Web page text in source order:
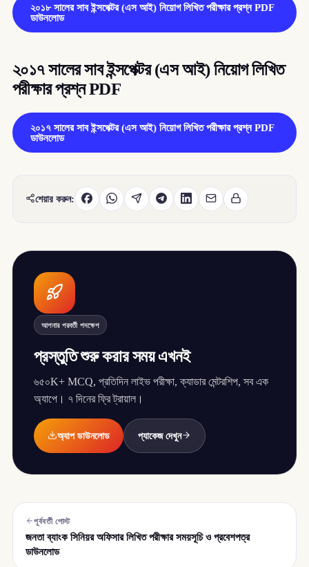
২০১৮ সালের সাব ইন্সপেক্টর (এস আই) নিয়োগ লিখিত পরীক্ষার প্রশ্ন PDF
ডাউনলোড
২০১৭ সালের সাব ইন্সপেক্টর (এস আই) নিয়োগ লিখিত
পরীক্ষার প্রশ্ন PDF
২০১৭ সালের সাব ইন্সপেক্টর (এস আই) নিয়োগ লিখিত পরীক্ষার প্রশ্ন PDF
ডাউনলোড
শেয়ার করুন:
আপনার পরবর্তী পদক্ষেপ
প্রস্তুতি শুরু করার সময় এখনই
৬৫০K+ MCQ, প্রতিদিন লাইভ পরীক্ষা, ক্যাডার মেন্টরশিপ, সব এক
অ্যাপে। ৭ দিনের ফ্রি ট্রায়াল।
অ্যাপ ডাউনলোড প্যাকেজ দেখুন
পূর্ববর্তী পোস্ট
জনতা ব্যাংক সিনিয়র অফিসার লিখিত পরীক্ষার সময়সূচি ও প্রবেশপত্র
ডাউনলোড